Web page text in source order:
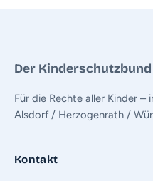
Der Kinderschutzbund
Für die Rechte aller Kinder –
Alsdorf / Herzogenrath /
Kontakt